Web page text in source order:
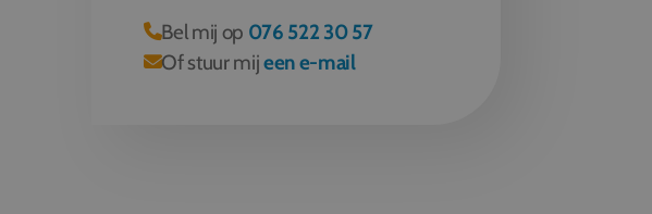
Bel mij op 076 522 30 57
Of stuur mijeen e-mail